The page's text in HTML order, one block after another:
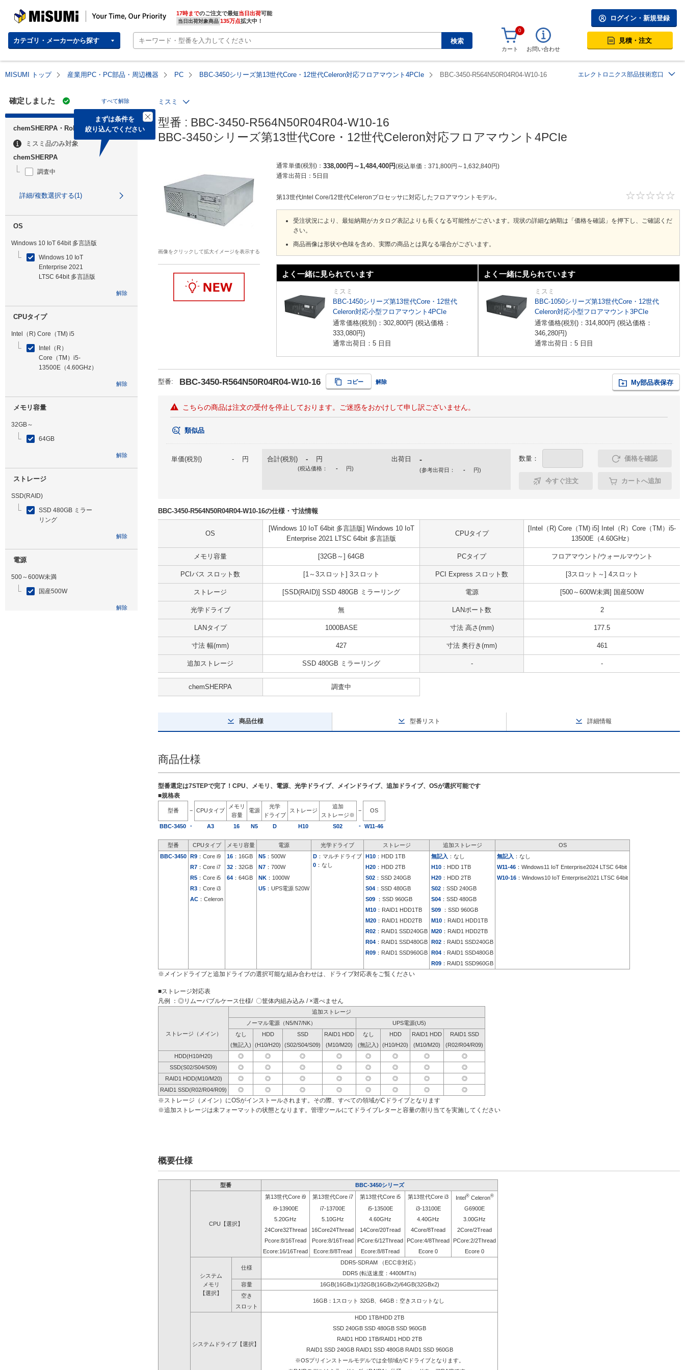
MISUMI | Your Time, Our Priority 17時までのご注文で最短当日出荷
当日出荷対象商品 135万点拡大中！
カテゴリ・メーカーから探す 検索
ログイン・新規登録
0
カート お問い合わせ
見積・注文
MISUMI トップ 産業用PC・PC部品・周辺機器 PC BBC-3450シリーズ第13世代Core・12世代Celeron対応フロアマウント4PCIe BBC-3450-R564N50R04R04-W10-16 エレクトロニクス部品技術窓口
確定しました すべて解除
まずは条件を
絞り込んでください
chemSHERPA・RoHS
ミスミ品のみ対象
chemSHERPA
調査中
詳細/複数選択する(1)
OS
Windows 10 IoT 64bit 多言語版
Windows 10 IoT
Enterprise 2021
LTSC 64bit 多言語版
解除
CPUタイプ
Intel（R) Core（TM) i5
Intel（R）
Core（TM）i5-
13500E（4.60GHz）
解除
メモリ容量
32GB～
64GB
解除
ストレージ
SSD(RAID)
SSD 480GB ミラー
リング
解除
電源
500～600W未満
国産500W
解除
ミスミ
型番 : BBC-3450-R564N50R04R04-W10-16
BBC-3450シリーズ第13世代Core・12世代Celeron対応フロアマウント4PCIe
画像をクリックして拡大イメージを表示する
通常単価(税別) 338,000円 ～1,484,400円 税込単価 371,800円 ～ 1,632,840円
通常出荷日： 5日目
第13世代Intel Core/12世代Celeronプロセッサに対応したフロアマウントモデル。
受注状況により、最短納期がカタログ表記よりも長くなる可能性がございます。現状の詳細な納期は「価格を確認」を押下し、ご確認くだ
さい。
商品画像は形状や色味を含め、実際の商品とは異なる場合がございます。
よく一緒に見られています
ミスミ
BBC-1450シリーズ第13世代Core・12世代
Celeron対応小型フロアマウント4PCIe
通常価格(税別)： 302,800円 (税込価格：
333,080円)
通常出荷日：5 日目
よく一緒に見られています
ミスミ
BBC-1050シリーズ第13世代Core・12世代
Celeron対応小型フロアマウント3PCIe
通常価格(税別)： 314,800円 (税込価格：
346,280円)
通常出荷日：5 日目
型番: BBC-3450-R564N50R04R04-W10-16 コピー 解除 My部品表保存
こちらの商品は注文の受付を停止しております。ご迷惑をおかけして申し訳ございません。
類似品
単価(税別) - 円 合計(税別) - 円
(税込価格： - 円)
出荷日 -
(参考出荷日： - 円)
数量： 価格を確認
今すぐ注文 カートへ追加
BBC-3450-R564N50R04R04-W10-16の仕様・寸法情報
OS
[Windows 10 IoT 64bit 多言語版] Windows 10 IoT
Enterprise 2021 LTSC 64bit 多言語版
CPUタイプ
[Intel（R) Core（TM) i5] Intel（R）Core（TM）i5-
13500E（4.60GHz）
メモリ容量 [32GB～] 64GB PCタイプ フロアマウント/ウォールマウント
PCIバス スロット数 [1～3スロット] 3スロット PCI Express スロット数 [3スロット～] 4スロット
ストレージ [SSD(RAID)] SSD 480GB ミラーリング 電源 [500～600W未満] 国産500W
光学ドライブ 無 LANポート数 2
LANタイプ 1000BASE 寸法 高さ(mm) 177.5
寸法 幅(mm) 427 寸法 奥行き(mm) 461
追加ストレージ SSD 480GB ミラーリング - -
chemSHERPA 調査中
商品仕様 型番リスト 詳細情報
商品仕様
型番選定は7STEPで完了！CPU、メモリ、電源、光学ドライブ、メインドライブ、追加ドライブ、OSが選択可能です
■規格表
型番 − CPUタイプ
メモリ
容量
電源
光学
ドライブ
ストレージ
追加
ストレージ※
− OS
BBC-3450 - A3 16 N5 D H10 S02 - W11-46
型番 CPUタイプ メモリ容量 電源 光学ドライブ ストレージ 追加ストレージ
OS
BBC-3450 R9 ：Core i9 16 ：16GB N5 ：500W D ：マルチドライブ
0 ：なし
H10 ：HDD 1TB 無記入 ：なし 無記入 ：なし
R7 ：Core i7 32 ：32GB N7 ：700W H20 ：HDD 2TB H10 ：HDD 1TB W11-46 ：Windows11 IoT Enterprise2024 LTSC 64bit
R5 ：Core i5 64 ：64GB NK ：1000W S02 ：SSD 240GB H20 ：HDD 2TB W10-16 ：Windows10 IoT Enterprise2021 LTSC 64bit
R3 ：Core i3 U5 ：UPS電源 520W S04 ：SSD 480GB S02 ：SSD 240GB
AC ：Celeron S09 ：SSD 960GB S04 ：SSD 480GB
M10 ：RAID1 HDD1TB S09 ：SSD 960GB
M20 ：RAID1 HDD2TB M10 ：RAID1 HDD1TB
R02 ：RAID1 SSD240GB M20 ：RAID1 HDD2TB
R04 ：RAID1 SSD480GB R02 ：RAID1 SSD240GB
R09 ：RAID1 SSD960GB R04 ：RAID1 SSD480GB
R09 ：RAID1 SSD960GB
※メインドライブと追加ドライブの選択可能な組み合わせは、ドライブ対応表をご覧ください
■ストレージ対応表
凡例 ：◎リムーバブルケース仕様/ 〇筐体内組み込み / ×選べません
追加ストレージ
ノーマル電源（N5/N7/NK）
UPS電源(U5)
ストレージ（メイン）
なし HDD SSD RAID1 HDD なし HDD RAID1 HDD
RAID1 SSD
(無記入)
(H10/H20) (S02/S04/S09) (M10/M20) (無記入) (H10/H20) (M10/M20)
(R02/R04/R09)
HDD(H10/H20)
◎ ◎ ◎ ◎ ◎ ◎ ◎
◎
SSD(S02/S04/S09)
◎ ◎ ◎ ◎ ◎ ◎ ◎
◎
RAID1 HDD(M10/M20)
◎ ◎ ◎ ◎ ◎ ◎ ◎
◎
RAID1 SSD(R02/R04/R09)
◎ ◎ ◎ ◎ ◎ ◎ ◎ ◎
※ストレージ（メイン）にOSがインストールされます。その際、すべての領域がCドライブとなります
※追加ストレージは未フォーマットの状態となります。管理ツールにてドライブレターと容量の割り当てを実施してください
概要仕様
型番 BBC-3450シリーズ
CPU【選択】
第13世代Core i9 第13世代Core i7 第13世代Core i5 第13世代Core i3 Intel®Celeron®
i9-13900E i7-13700E i5-13500E i3-13100E
G6900E
5.20GHz
5.10GHz 4.60GHz 4.40GHz
3.00GHz
24Core32Thread
16Core24Thread 14Core/20Tread 4Core/8Tread
2Core/2Tread
Pcore:8/16Tread
Pcore:8/16Tread PCore:6/12Thread PCore:4/8Thread
PCore:2/2Thread
Ecore:16/16Tread
Ecore:8/8Tread Ecore:8/8Tread Ecore 0 Ecore 0
システム
メモリ
【選択】
仕様
DDR5-SDRAM （ECC非対応）
DDR5 (転送速度：4400MT/s)
容量
16GB(16GBx1)/32GB(16GBx2)/64GB(32GBx2)
空き
16GB：1スロット 32GB、64GB：空きスロットなし
スロット
システムドライブ【選択】
HDD 1TB/HDD 2TB
SSD 240GB SSD 480GB SSD 960GB
RAID1 HDD 1TB/RAID1 HDD 2TB
RAID1 SSD 240GB RAID1 SSD 480GB RAID1 SSD 960GB
※OSプリインストールモデルでは全領域がCドライブとなります。